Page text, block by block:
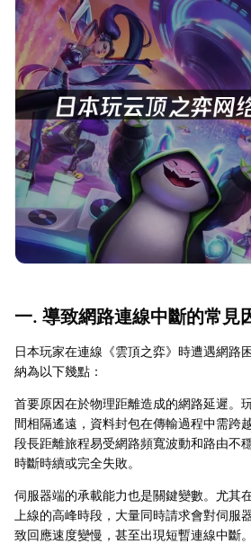
一. 導致網路連線中斷的常見
日本玩家在連線《雲頂之弈》時遭遇網路
納為以下幾點：
首要原因在於物理距離造成的網路延遲。
間相隔遙遠，資料封包在傳輸過程中需跨
段長距離旅程易受網路頻寬波動和路由不
時斷時續或完全失敗。
伺服器端的承載能力也是關鍵變數。尤其
上線的高峰時段，大量同時請求會對伺服
致回應速度變慢，甚至出現短暫連線中斷。